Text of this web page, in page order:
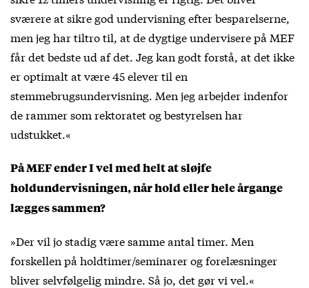
sværere at sikre god undervisning efter besparelserne,
men jeg har tiltro til, at de dygtige undervisere på MEF
får det bedste ud af det. Jeg kan godt forstå, at det ikke
er optimalt at være 45 elever til en
stemmebrugsundervisning. Men jeg arbejder indenfor
de rammer som rektoratet og bestyrelsen har
udstukket.«
På MEF ender I vel med helt at sløjfe
holdundervisningen, når hold eller hele årgange
lægges sammen?
»Der vil jo stadig være samme antal timer. Men
forskellen på holdtimer/seminarer og forelæsninger
bliver selvfølgelig mindre. Så jo, det gør vi vel.«